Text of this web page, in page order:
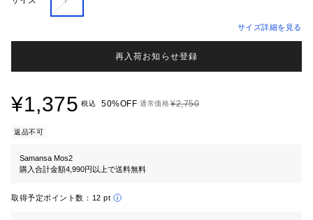
サイズ詳細を見る
再入荷お知らせ登録
¥1,375 税込 50%OFF 通常価格¥2,750
返品不可
Samansa Mos2
購入合計金額4,990円以上で送料無料
取得予定ポイント数： 12 pt